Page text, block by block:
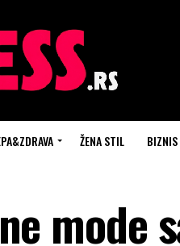
ŽENA STIL BIZNIS
mode